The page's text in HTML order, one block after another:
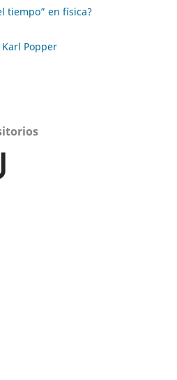
tiempo” en física?
Popper